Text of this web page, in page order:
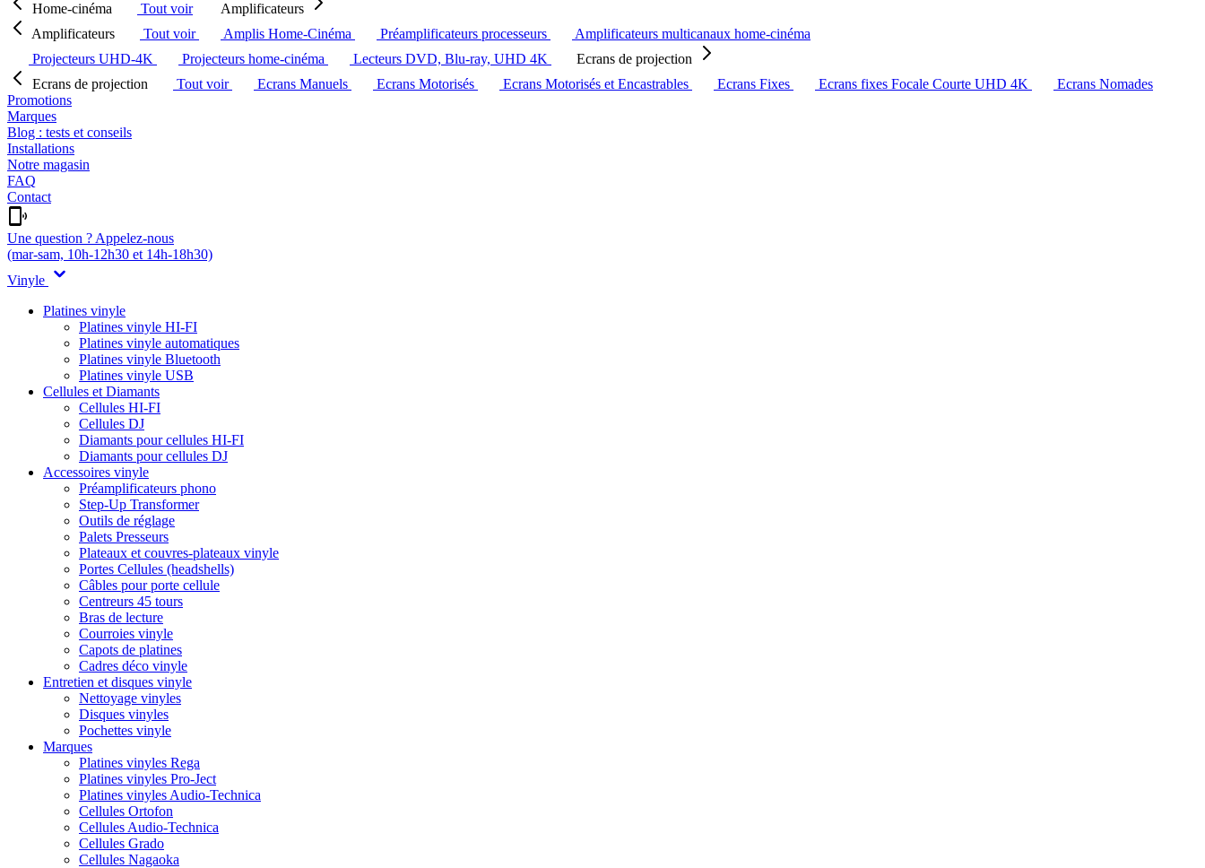
Home-cinéma
Tout voir
Amplificateurs
Amplificateurs
Tout voir Amplis Home-Cinéma Préamplificateurs processeurs
Amplificateurs multicanaux home-cinéma
Projecteurs UHD-4K
Projecteurs home-cinéma Lecteurs DVD, Blu-ray, UHD 4K
Ecrans de projection
Ecrans de projection
Tout voir Ecrans Manuels Ecrans Motorisés Ecrans Motorisés et Encastrables Ecrans Fixes Ecrans fixes Focale Courte UHD 4K
Ecrans Nomades
Promotions
Marques
Blog : tests et conseils
Installations
Notre magasin
FAQ
Contact
Une question ? Appelez-nous
(mar-sam, 10h-12h30 et 14h-18h30)
Vinyle
Platines vinyle
Platines vinyle HI-FI
Platines vinyle automatiques
Platines vinyle Bluetooth
Platines vinyle USB
Cellules et Diamants
Cellules HI-FI
Cellules DJ
Diamants pour cellules HI-FI
Diamants pour cellules DJ
Accessoires vinyle
Préamplificateurs phono
Step-Up Transformer
Outils de réglage
Palets Presseurs
Plateaux et couvres-plateaux vinyle
Portes Cellules (headshells)
Câbles pour porte cellule
Centreurs 45 tours
Bras de lecture
Courroies vinyle
Capots de platines
Cadres déco vinyle
Entretien et disques vinyle
Nettoyage vinyles
Disques vinyles
Pochettes vinyle
Marques
Platines vinyles Rega
Platines vinyles Pro-Ject
Platines vinyles Audio-Technica
Cellules Ortofon
Cellules Audio-Technica
Cellules Grado
Cellules Nagaoka